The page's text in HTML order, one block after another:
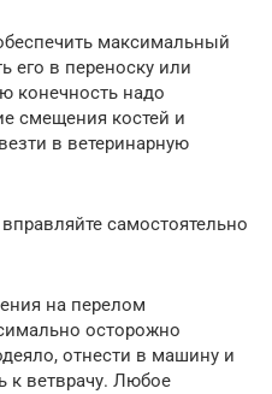
максимальный
его в переноску или
конечность надо
смещения костей и
в ветеринарную
самостоятельно
на перелом
осторожно
отнести в машину и
к ветврачу. Любое